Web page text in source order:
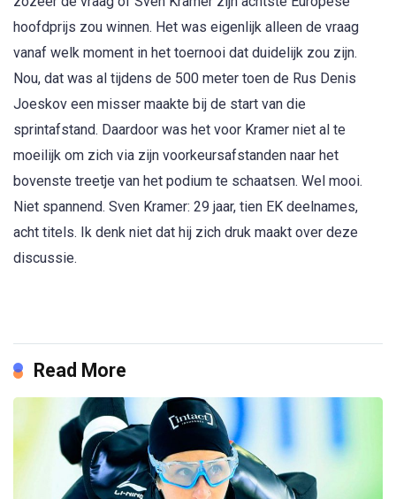
hoofdprijs zou winnen. Het was eigenlijk alleen de vraag
vanaf welk moment in het toernooi dat duidelijk zou zijn.
Nou, dat was al tijdens de 500 meter toen de Rus Denis
Joeskov een misser maakte bij de start van die
sprintafstand. Daardoor was het voor Kramer niet al te
moeilijk om zich via zijn voorkeursafstanden naar het
bovenste treetje van het podium te schaatsen. Wel mooi.
Niet spannend. Sven Kramer: 29 jaar, tien EK deelnames,
acht titels. Ik denk niet dat hij zich druk maakt over deze
discussie.
Read More